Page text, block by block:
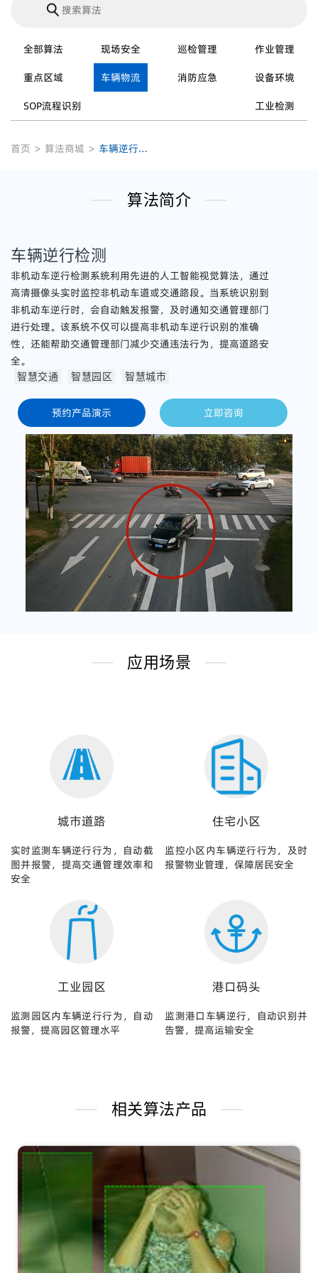
全部算法 现场安全 巡检管理
作业管理
重点区域
车辆物流 消防应急
设备环境
SOP流程识别
工业检测
首页 > 算法商城 > 车辆逆行检测
算法简介
车辆逆行检测
非机动车逆行检测系统利用先进的人工智能视觉算法，通过
高清摄像头实时监控非机动车道或交通路段。当系统识别到
非机动车逆行时，会自动触发报警，及时通知交通管理部门
进行处理。该系统不仅可以提高非机动车逆行识别的准确
性，还能帮助交通管理部门减少交通违法行为，提高道路安
全。
智慧交通 智慧园区 智慧城市
预约产品演示 立即咨询
应用场景
城市道路
实时监测车辆逆行行为，自动截
图并报警，提高交通管理效率和
安全
住宅小区
监控小区内车辆逆行行为，及时
报警物业管理，保障居民安全
工业园区
监测园区内车辆逆行行为，自动
报警，提高园区管理水平
港口码头
监测港口车辆逆行，自动识别并
告警，提高运输安全
相关算法产品